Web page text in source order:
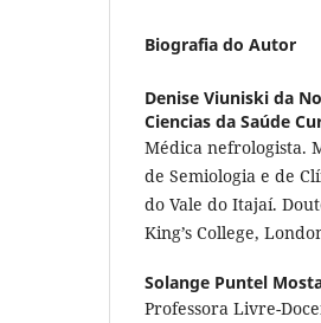
Biografia do Autor
Denise Viuniski da
Ciencias da Saúde
Médica nefrologista.
de Semiologia e de
do Vale do Itajaí.
King’s College,
Solange Puntel
Professora Livre-